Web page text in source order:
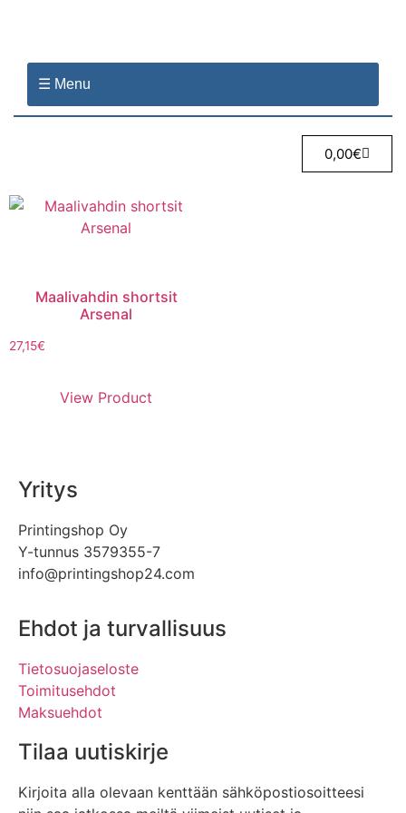
☰ Menu
0,00€
Maalivahdin shortsit
Arsenal
27,15€
View Product
Yritys
Printingshop Oy
Y-tunnus 3579355-7
info@printingshop24.com
Ehdot ja turvallisuus
Tietosuojaseloste
Toimitusehdot
Maksuehdot
Tilaa uutiskirje
Kirjoita alla olevaan kenttään sähköpostiosoitteesi